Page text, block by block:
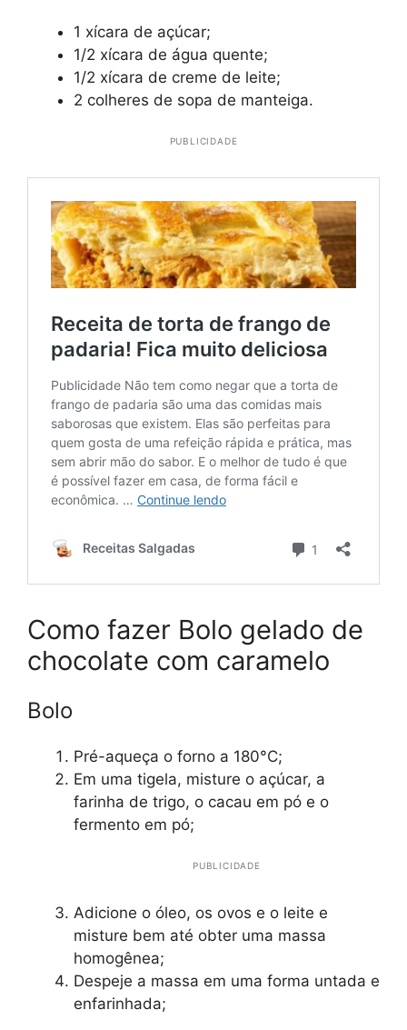
1 xícara de açúcar;
1/2 xícara de água quente;
1/2 xícara de creme de leite;
2 colheres de sopa de manteiga.
PUBLICIDADE
Como fazer Bolo gelado de
chocolate com caramelo
Bolo
Pré-aqueça o forno a 180°C;
Em uma tigela, misture o açúcar, a
farinha de trigo, o cacau em pó e o
fermento em pó;
PUBLICIDADE
Adicione o óleo, os ovos e o leite e
misture bem até obter uma massa
homogênea;
Despeje a massa em uma forma untada e
enfarinhada;